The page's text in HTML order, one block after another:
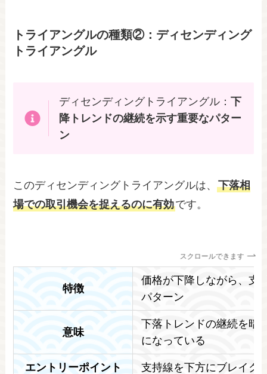
トライアングルの種類②：ディセンディング
トライアングル
ディセンディングトライアングル： 下
降トレンドの継続を示す重要なパター
ン
このディセンディングトライアングルは、下落相
場での取引機会を捉えるのに有効です。
スクロールできます
特徴
価格が下降しながら、支
パターン
意味
下落トレンドの継続を暗
になっている
エントリーポイント 支持線を下方にブレイク